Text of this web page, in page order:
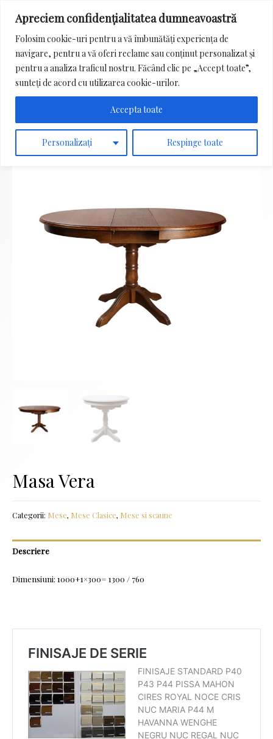
Apreciem confidențialitatea dumneavoastră
Folosim cookie-uri pentru a vă îmbunătăți experiența de
navigare, pentru a vă oferi reclame sau conținut personalizat și
pentru a analiza traficul nostru. Făcând clic pe „Accept toate”,
sunteți de acord cu utilizarea cookie-urilor.
Personalizați Respinge toate
Accepta toate
Menu
Search
for:
Masa Vera
Categorii: Mese, Mese Clasice, Mese si scaune
Descriere
Dimensiuni: 1000+1×300= 1300 / 760